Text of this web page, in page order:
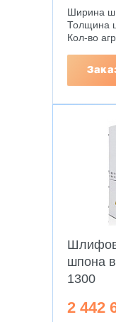
Ширина
Толщина
Кол-во
шпона
1300
2 442